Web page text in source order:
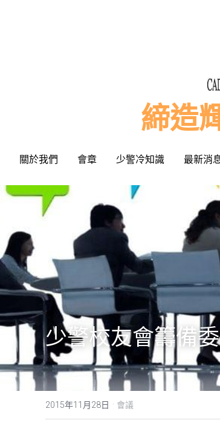
締造
關於我們 會章 少警冷知識 最新消
締造
關於我們 會章 少警冷知識 最新消
少警校友會籌備
2015年11月28日 · 會議